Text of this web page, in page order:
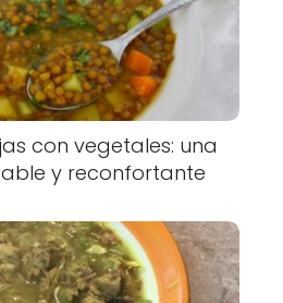
con vegetales: una
y reconfortante